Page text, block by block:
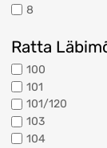
8
Ratta
100
101
101/120
103
104